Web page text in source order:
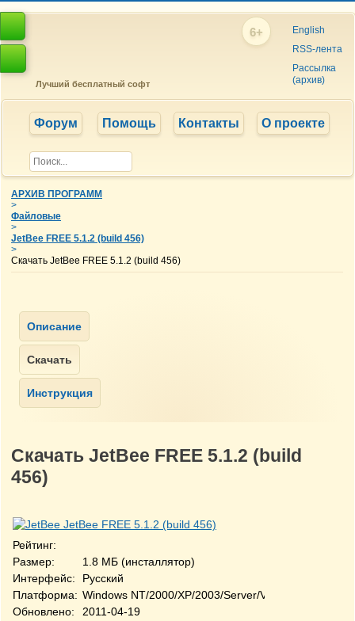
6+
English
RSS-лента
Рассылка
(архив)
Лучший бесплатный софт
Форум Помощь Контакты О проекте
АРХИВ ПРОГРАММ
>
Файловые
>
JetBee FREE 5.1.2 (build 456)
>
Скачать JetBee FREE 5.1.2 (build 456)
Скачать JetBee FREE 5.1.2 (build
456)
Рейтинг:
Размер:
1.8 МБ (инсталлятор)
Интерфейс:
Русский
Платформа: Windows NT/2000/XP/2003/Server/Vista/7 32-bit
Обновлено:
2011-04-19